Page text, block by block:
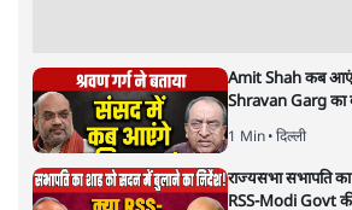
तो यह दिलाना है कि भारतीय लोकतंत्र की
पदेन सभापति महज एक संवैधानिक
सदन में गरिमा, संतुलन और निष्पक्षता का
है। राज्यसभा में राज्यों का प्रतिनिधित्व
सीधे राज्यों की, देश की आशाएं, अपेक्षाएं